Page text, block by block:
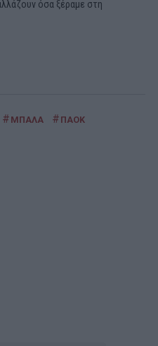
όσα ξέραμε στη
# ΜΠΑΛΑ # ΠΑΟΚ